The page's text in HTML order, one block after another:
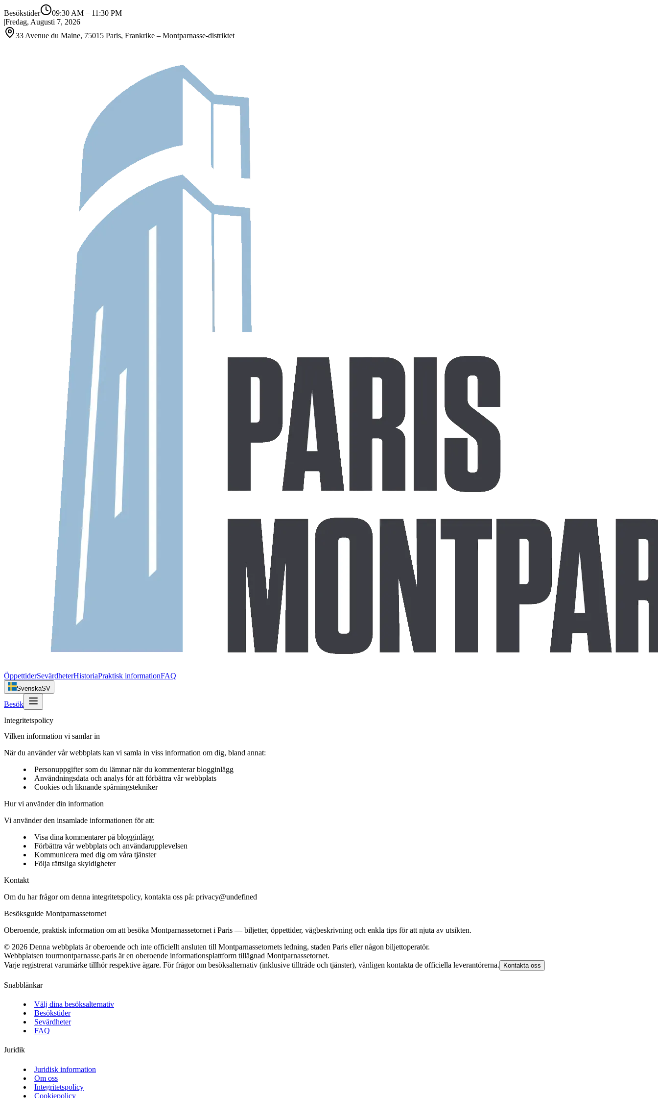
Besökstider 09:30 AM – 11:30 PM
|Fredag, Augusti 7, 2026
33 Avenue du Maine, 75015 Paris, Frankrike – Montparnasse-distriktet
ÖppettiderSevärdheterHistoriaPraktisk informationFAQ
SvenskaSV
Besök
Integritetspolicy
Vilken information vi samlar in
När du använder vår webbplats kan vi samla in viss information om dig, bland annat:
Personuppgifter som du lämnar när du kommenterar blogginlägg
Användningsdata och analys för att förbättra vår webbplats
Cookies och liknande spårningstekniker
Hur vi använder din information
Vi använder den insamlade informationen för att:
Visa dina kommentarer på blogginlägg
Förbättra vår webbplats och användarupplevelsen
Kommunicera med dig om våra tjänster
Följa rättsliga skyldigheter
Kontakt
Om du har frågor om denna integritetspolicy, kontakta oss på: privacy@undefined
Besöksguide Montparnassetornet
Oberoende, praktisk information om att besöka Montparnassetornet i Paris — biljetter, öppettider, vägbeskrivning och enkla tips för att njuta av utsikten.
© 2026 Denna webbplats är oberoende och inte officiellt ansluten till Montparnassetornets ledning, staden Paris eller någon biljettoperatör.
Webbplatsen tourmontparnasse.paris är en oberoende informationsplattform tillägnad Montparnassetornet.
Varje registrerat varumärke tillhör respektive ägare. För frågor om besöksalternativ (inklusive tillträde och tjänster), vänligen kontakta de officiella leverantörerna.
Kontakta oss
Snabblänkar
Välj dina besöksalternativ
Besökstider
Sevärdheter
FAQ
Juridik
Juridisk information
Om oss
Integritetspolicy
Cookiepolicy